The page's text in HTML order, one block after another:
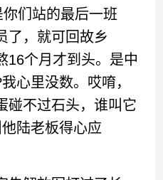
们站的最后一班
了，就可回故乡
个月才到头。是中
心里没数。哎唷，
碰不过石头，谁叫它
陆老板得心应